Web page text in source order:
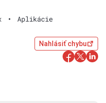
• Aplikácie
Nahlásiť chybu